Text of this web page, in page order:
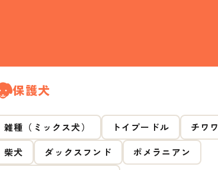
保護犬
雑種（ミックス犬） トイプードル
チワワ
柴犬
ダックスフンド
ポメラニアン